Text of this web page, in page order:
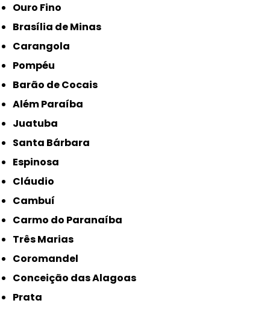
Ouro Fino
Brasília de Minas
Carangola
Pompéu
Barão de Cocais
Além Paraíba
Juatuba
Santa Bárbara
Espinosa
Cláudio
Cambuí
Carmo do Paranaíba
Três Marias
Coromandel
Conceição das Alagoas
Prata